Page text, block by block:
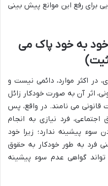
برای رفع این موانع پیش بینی
به خود پاک می
در اکثر موارد، دائمی نیست و
اثر آن به صورت خودکار زائل
قانونی می نامند. در واقع، پس
فرد نیازی به انجام
سوء پیشینه ندارد؛ زیرا خود
فرد به طور خودکار به حقوق
گواهی عدم سوء پیشینه